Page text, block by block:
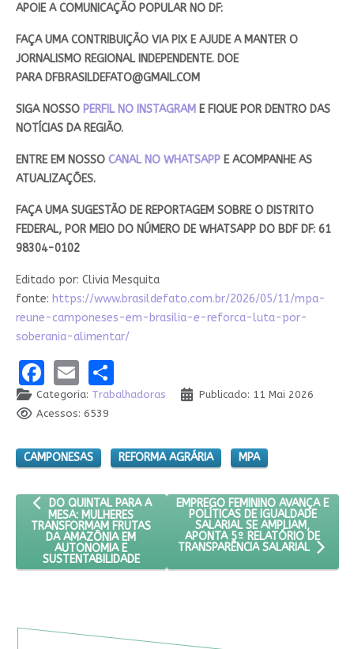
APOIE A COMUNICAÇÃO POPULAR NO DF:
FAÇA UMA CONTRIBUIÇÃO VIA PIX E AJUDE A MANTER O
JORNALISMO REGIONAL INDEPENDENTE. DOE
PARA DFBRASILDEFATO@GMAIL.COM
SIGA NOSSO PERFIL NO INSTAGRAM E FIQUE POR DENTRO DAS
NOTÍCIAS DA REGIÃO.
ENTRE EM NOSSO CANAL NO WHATSAPPE ACOMPANHE AS
ATUALIZAÇÕES.
FAÇA UMA SUGESTÃO DE REPORTAGEM SOBRE O DISTRITO
FEDERAL, POR MEIO DO NÚMERO DE WHATSAPP DO BDF DF: 61
98304-0102
Editado por: Clivia Mesquita
fonte: https://www.brasildefato.com.br/2026/05/11/mpa-
reune-camponeses-em-brasilia-e-reforca-luta-por-
soberania-alimentar/
Facebook
EmailShare
Categoria: Trabalhadoras
Publicado: 11 Mai 2026
Acessos: 6539
CAMPONESAS REFORMA AGRÁRIA MPA
ARTIGO ANTERIOR: DO QUINTAL PARA A MESA: MULHERES
DO QUINTAL PARA A
MESA: MULHERES
TRANSFORMAM FRUTAS
DA AMAZÔNIA EM
AUTONOMIA E
SUSTENTABILIDADE
PRÓXIMO ARTIGO: EMPREGO
EMPREGO FEMININO AVANÇA E
POLÍTICAS DE IGUALDADE
SALARIAL SE AMPLIAM,
APONTA 5º RELATÓRIO DE
TRANSPARÊNCIA SALARIAL